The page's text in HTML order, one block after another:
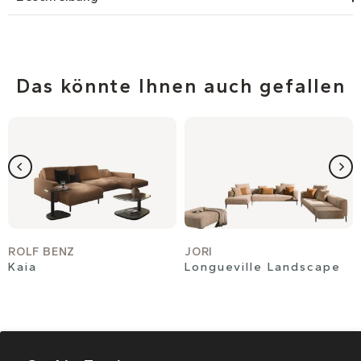
Das könnte Ihnen auch gefallen
ROLF BENZ
Kaia
JORI
Longueville Landscape